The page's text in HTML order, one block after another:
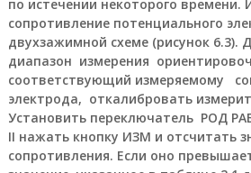
е
л
ь
,
м
е
а
о
по истечении некоторого времени.
сопротивление потенциального
двухзажимной схеме (рисунок 6.3).
диапазон измерения
соответствующий измеряемому
электрода, откалибровать
Установить переключатель РОД
II нажать кнопку ИЗМ и отсчитать
сопротивления. Если оно